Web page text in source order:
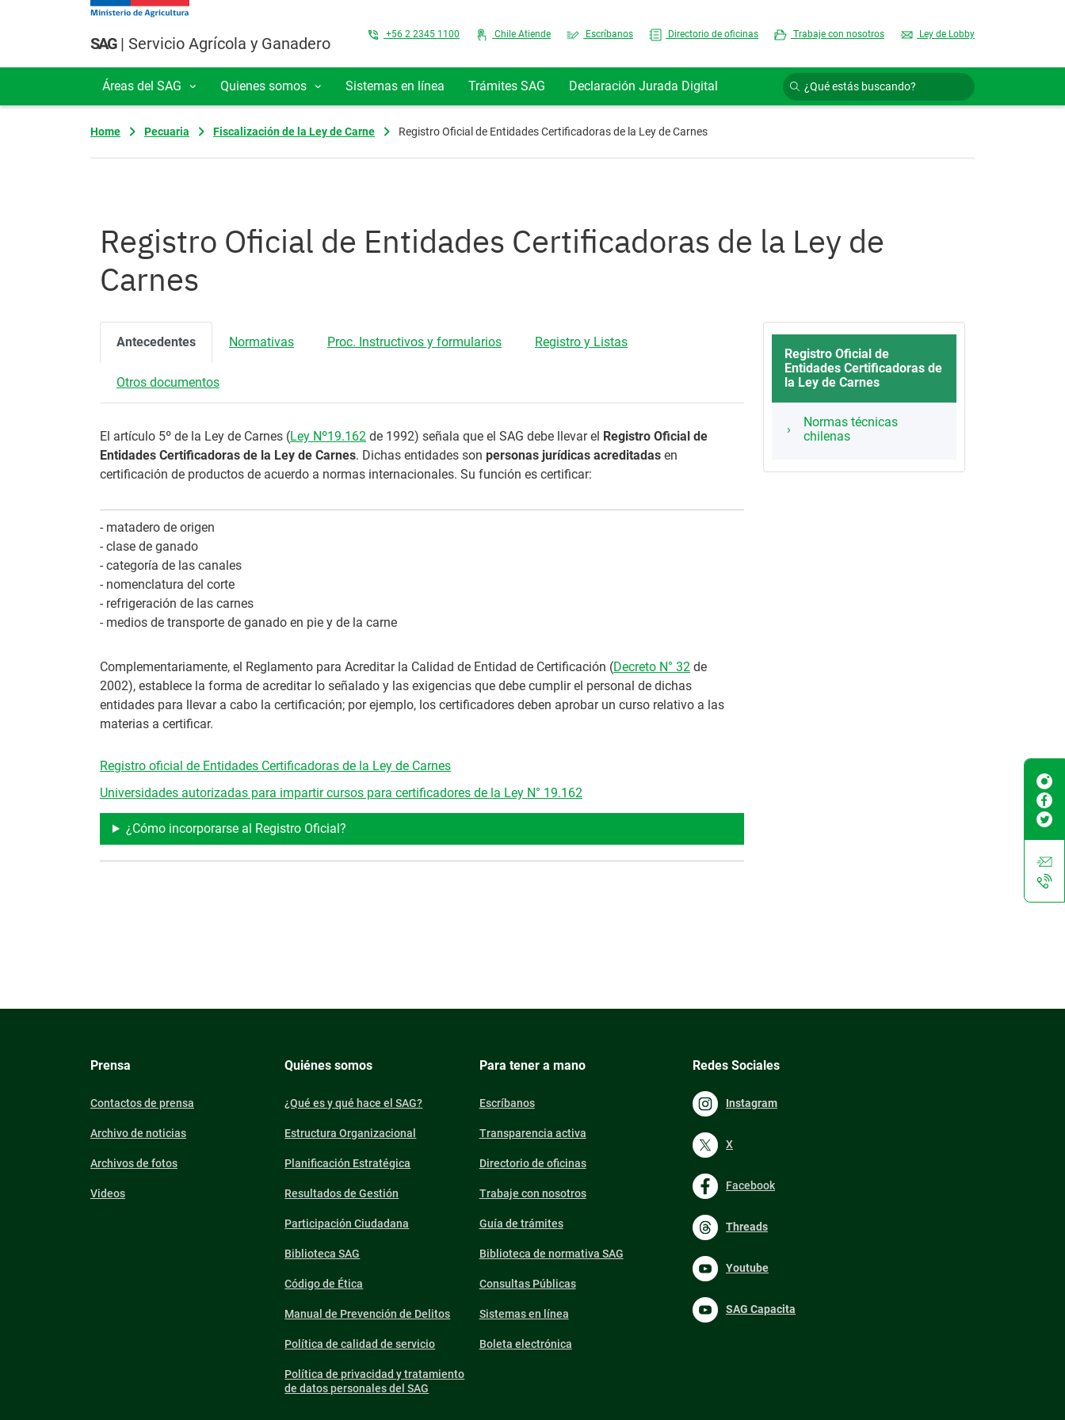
Pasar al contenido principal
SAG| Servicio Agrícola y Ganadero Top Menu
+56 2 2345 1100 Chile Atiende Escríbanos Directorio de oficinas Trabaje con nosotros Ley de Lobby
Navegación principal
Áreas del SAG Quienes somos Sistemas en línea Trámites SAG Declaración Jurada Digital
Home Pecuaria Fiscalización de la Ley de Carne Registro Oficial de Entidades Certificadoras de la Ley de Carnes
Registro Oficial de Entidades Certificadoras de la Ley de
Carnes
Antecedentes Normativas Proc. Instructivos y formularios Registro y Listas
Otros documentos
El artículo 5º de la Ley de Carnes (Ley Nº19.162 de 1992) señala que el SAG debe llevar el Registro Oficial de
Entidades Certificadoras de la Ley de Carnes. Dichas entidades son personas jurídicas acreditadas en
certificación de productos de acuerdo a normas internacionales. Su función es certificar:
- matadero de origen
- clase de ganado
- categoría de las canales
- nomenclatura del corte
- refrigeración de las carnes
- medios de transporte de ganado en pie y de la carne
Complementariamente, el Reglamento para Acreditar la Calidad de Entidad de Certificación (Decreto N° 32 de
2002), establece la forma de acreditar lo señalado y las exigencias que debe cumplir el personal de dichas
entidades para llevar a cabo la certificación; por ejemplo, los certificadores deben aprobar un curso relativo a las
materias a certificar.
Registro oficial de Entidades Certificadoras de la Ley de Carnes
Universidades autorizadas para impartir cursos para certificadores de la Ley N° 19.162
¿Cómo incorporarse al Registro Oficial?
Registro Oficial de
Entidades Certificadoras de
la Ley de Carnes
Normas técnicas
chilenas
Prensa
Contactos de prensa
Archivo de noticias
Archivos de fotos
Videos
Quiénes somos
¿Qué es y qué hace el SAG?
Estructura Organizacional
Planificación Estratégica
Resultados de Gestión
Participación Ciudadana
Biblioteca SAG
Código de Ética
Manual de Prevención de Delitos
Política de calidad de servicio
Política de privacidad y tratamiento
de datos personales del SAG
Para tener a mano
Escríbanos
Transparencia activa
Directorio de oficinas
Trabaje con nosotros
Guía de trámites
Biblioteca de normativa SAG
Consultas Públicas
Sistemas en línea
Boleta electrónica
Redes Sociales
Instagram
X
Facebook
Threads
Youtube
SAG Capacita